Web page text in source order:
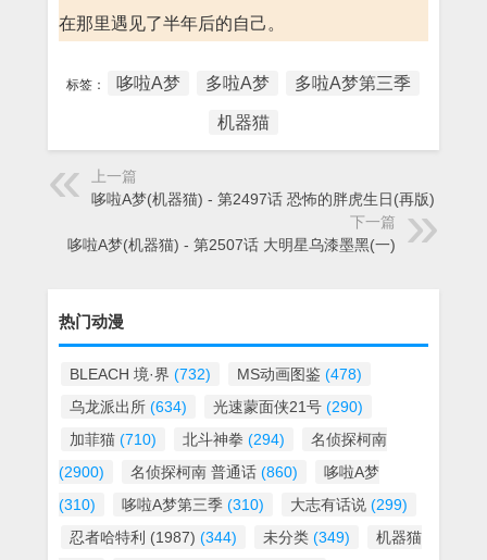
在那里遇见了半年后的自己。
标签： 哆啦A梦 多啦A梦 多啦A梦第三季
机器猫
上一篇
哆啦A梦(机器猫) - 第2497话 恐怖的胖虎生日(再版)
下一篇
哆啦A梦(机器猫) - 第2507话 大明星乌漆墨黑(一)
热门动漫
BLEACH 境·界 (732) MS动画图鉴 (478)
乌龙派出所 (634) 光速蒙面侠21号 (290)
加菲猫 (710) 北斗神拳 (294)
名侦探柯南
(2900)
名侦探柯南 普通话 (860)
哆啦A梦
(310)
哆啦A梦第三季 (310) 大志有话说 (299)
忍者哈特利 (1987) (344) 未分类 (349)
机器猫